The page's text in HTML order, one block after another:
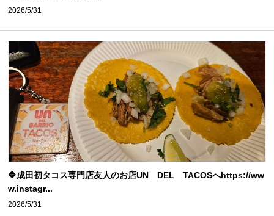
2026/5/31
🔷成田初タコス専門店友人のお店UN DEL TACOSへhttps://ww
w.instagr...
2026/5/31